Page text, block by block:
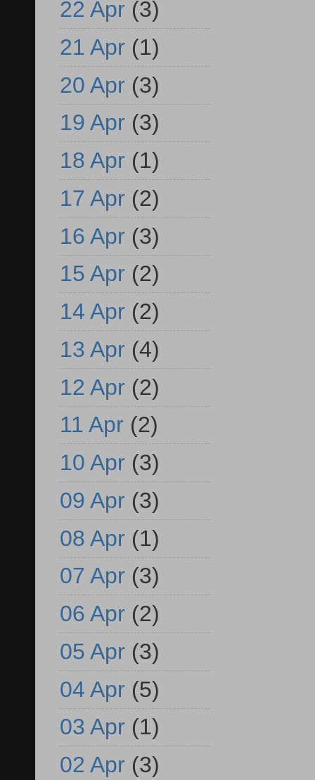
22 Apr (3)
21 Apr (1)
20 Apr (3)
19 Apr (3)
18 Apr (1)
17 Apr (2)
16 Apr (3)
15 Apr (2)
14 Apr (2)
13 Apr (4)
12 Apr (2)
11 Apr (2)
10 Apr (3)
09 Apr (3)
08 Apr (1)
07 Apr (3)
06 Apr (2)
05 Apr (3)
04 Apr (5)
03 Apr (1)
02 Apr (3)